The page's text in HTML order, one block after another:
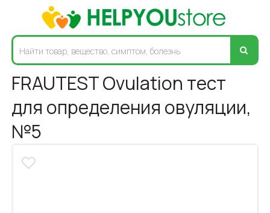
FRAUTEST Ovulation тест
для определения овуляции,
№5